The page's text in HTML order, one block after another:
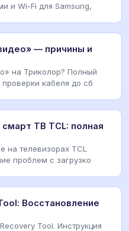
и Wi-Fi для Samsung,
— причины и
на Триколор? Полный
кабеля до сб
ТВ TCL: полная
на телевизорах TCL
проблем с загрузко
Восстановление
Tool. Инструкция